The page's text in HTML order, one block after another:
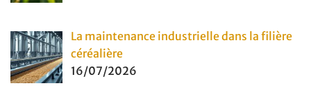
La maintenance industrielle dans la filière
céréalière
16/07/2026